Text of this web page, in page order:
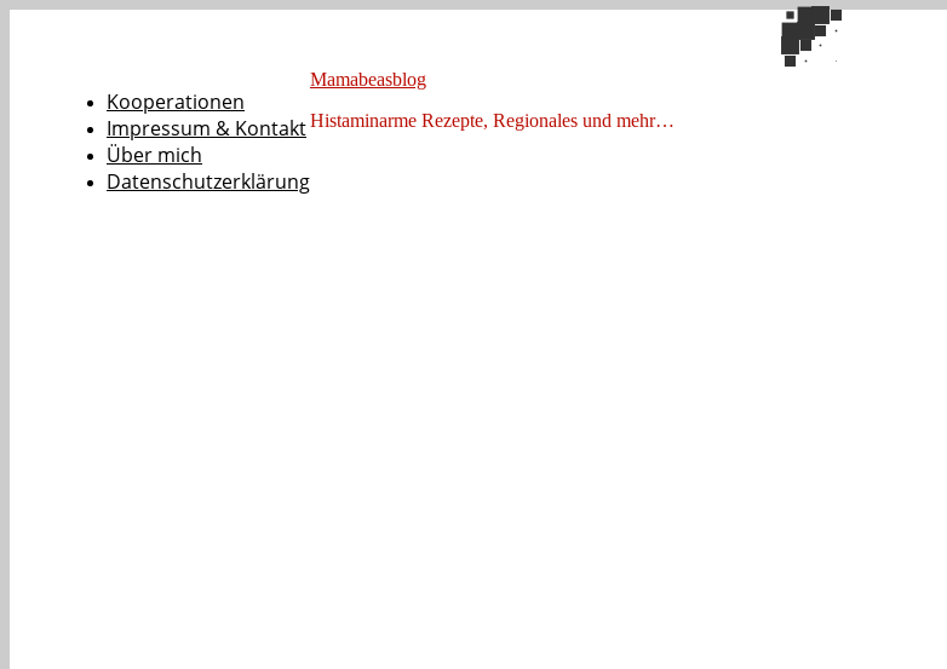
Kooperationen
Impressum & Kontakt
Über mich
Datenschutzerklärung
Mamabeasblog
Histaminarme Rezepte, Regionales und mehr…